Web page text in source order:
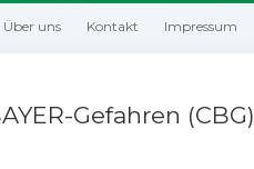
Über uns Kontakt Impressum
Gefahren (CBG)